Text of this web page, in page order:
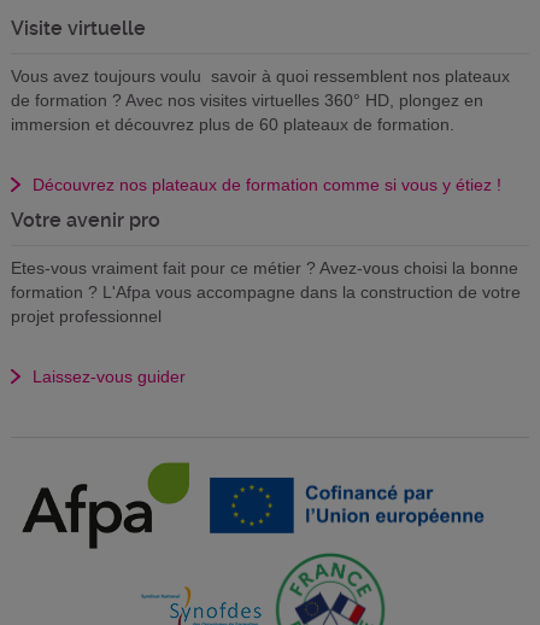
Visite virtuelle
Vous avez toujours voulu savoir à quoi ressemblent nos plateaux
de formation ? Avec nos visites virtuelles 360° HD, plongez en
immersion et découvrez plus de 60 plateaux de formation.
Découvrez nos plateaux de formation comme si vous y étiez !
Votre avenir pro
Etes-vous vraiment fait pour ce métier ? Avez-vous choisi la bonne
formation ? L'Afpa vous accompagne dans la construction de votre
projet professionnel
Laissez-vous guider